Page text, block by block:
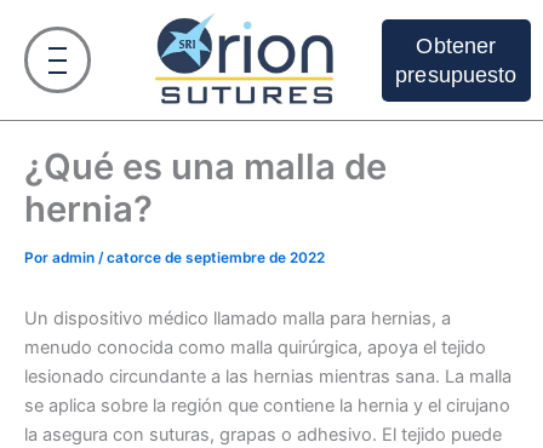
contenido
Obtener
presupuesto
¿Qué es una malla de
hernia?
Por admin /catorce de septiembre de 2022
Un dispositivo médico llamado malla para hernias, a
menudo conocida como malla quirúrgica, apoya el tejido
lesionado circundante a las hernias mientras sana. La malla
se aplica sobre la región que contiene la hernia y el cirujano
la asegura con suturas, grapas o adhesivo. El tejido puede